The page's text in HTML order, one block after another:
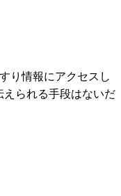
り情報にアクセスし
られる手段はないだ